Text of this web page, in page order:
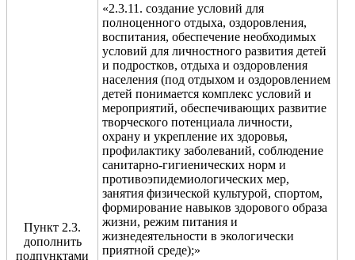
Пункт 2.3.
дополнить
подпунктами
«2.3.11. создание условий для
полноценного отдыха, оздоровления,
воспитания, обеспечение необходимых
условий для личностного развития детей
и подростков, отдыха и оздоровления
населения (под отдыхом и оздоровлением
детей понимается комплекс условий и
мероприятий, обеспечивающих развитие
творческого потенциала личности,
охрану и укрепление их здоровья,
профилактику заболеваний, соблюдение
санитарно-гигиенических норм и
противоэпидемиологических мер,
занятия физической культурой, спортом,
формирование навыков здорового образа
жизни, режим питания и
жизнедеятельности в экологически
приятной среде);»